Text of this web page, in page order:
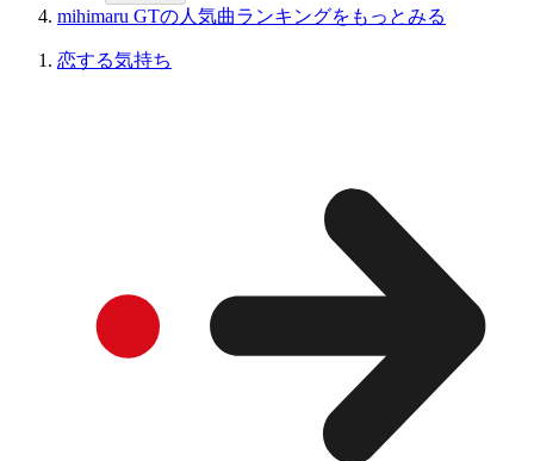
mihimaru GTの人気曲ランキングをもっとみる
恋する気持ち